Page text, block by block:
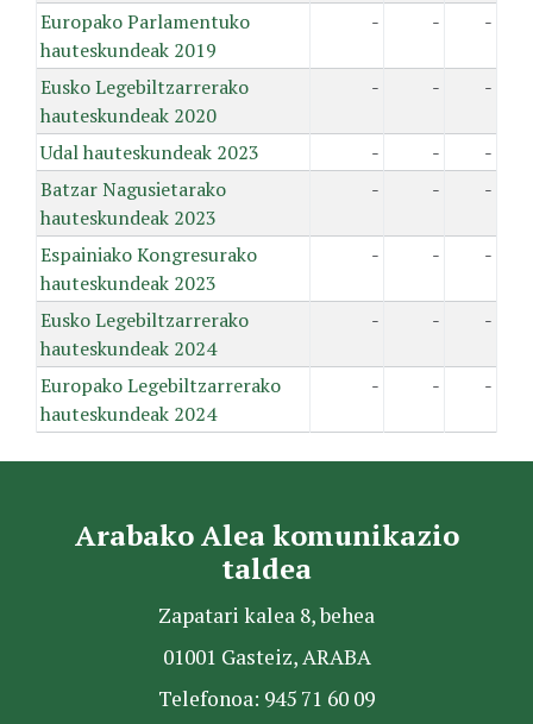
Europako Parlamentuko
hauteskundeak 2019
- - -
Eusko Legebiltzarrerako
hauteskundeak 2020
- - -
Udal hauteskundeak 2023 - -
-
Batzar Nagusietarako
hauteskundeak 2023
- - -
Espainiako Kongresurako
hauteskundeak 2023
- - -
Eusko Legebiltzarrerako
hauteskundeak 2024
- - -
Europako Legebiltzarrerako
hauteskundeak 2024
- - -
Arabako Alea komunikazio
taldea
Zapatari kalea 8, behea
01001 Gasteiz, ARABA
Telefonoa: 945 71 60 09